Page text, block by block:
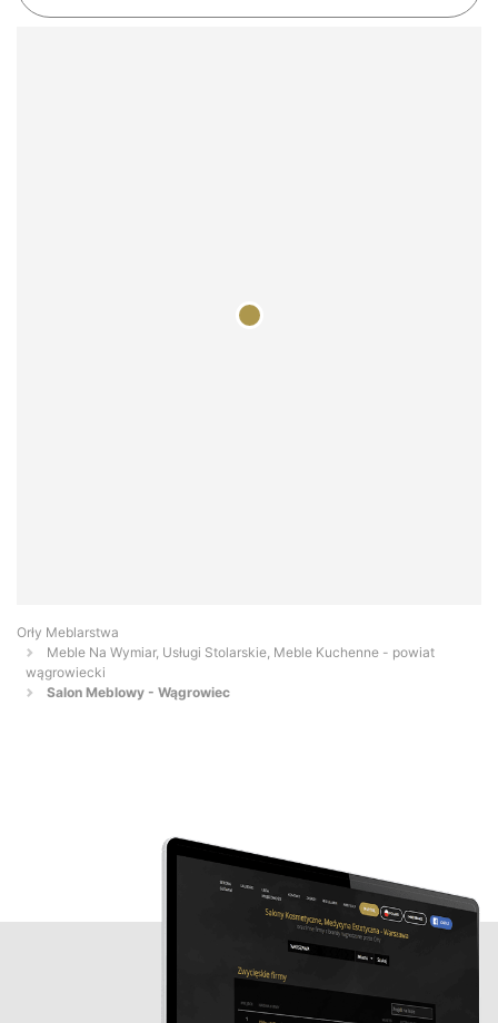
Orły Meblarstwa
Meble Na Wymiar, Usługi Stolarskie, Meble Kuchenne - powiat
wągrowiecki
Salon Meblowy - Wągrowiec